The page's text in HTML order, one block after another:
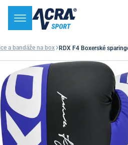
a bandáže na box RDX F4 Boxerské